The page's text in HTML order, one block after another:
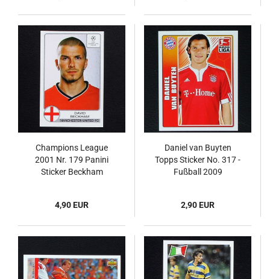
Champions League
2001 Nr. 179 Panini
Sticker Beckham
4,90 EUR
Daniel van Buyten
Topps Sticker No. 317 -
Fußball 2009
2,90 EUR